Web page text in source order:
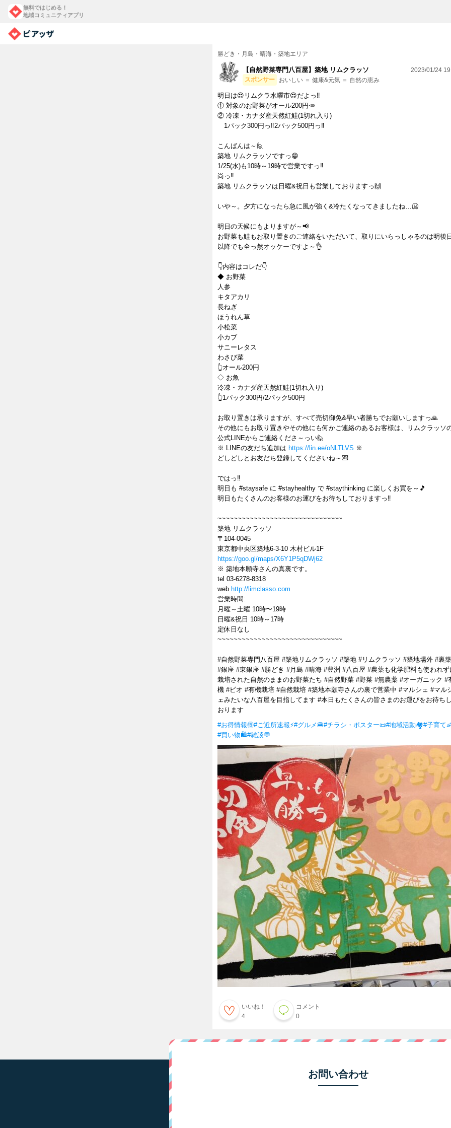
無料ではじめる！
地域コミュニティアプリ
勝どき・月島・晴海・築地エリア
【自然野菜専門八百屋】築地 リムクラッソ
スポンサー おいしい ＝ 健康&元気 ＝ 自然の恵み
2023/01/24
明日は😍リムクラ水曜市😍だよっ‼️
① 対象のお野菜がオール200円🥕
② 冷凍・カナダ産天然紅鮭(1切れ入り)
1パック300円っ‼️2パック500円っ‼️
こんばんは～🙋
築地 リムクラッソですっ😁
1/25(水)も10時～19時で営業ですっ‼️
尚っ‼️
築地 リムクラッソは日曜&祝日も営業しておりますっ🙌
いや～。夕方になったら急に風が強く&冷たくなってきましたね…🥶
明日の天候にもよりますが～📢
お野菜も鮭もお取り置きのご連絡をいただいて、取りにいらっしゃるのは明後
以降でも全っ然オッケーですよ～👌
👇内容はコレだ👇
◆ お野菜
人参
キタアカリ
長ねぎ
ほうれん草
小松菜
小カブ
サニーレタス
わさび菜
👆オール200円
◇ お魚
冷凍・カナダ産天然紅鮭(1切れ入り)
👆1パック300円/2パック500円
お取り置きは承りますが、すべて売切御免&早い者勝ちでお願いしますっ🙏
その他にもお取り置きやその他にも何かご連絡のあるお客様は、リムクラッソ
公式LINEからご連絡くださ～っい🙋
※ LINEの友だち追加は https://lin.ee/oNLTLVS ※
どしどしとお友だち登録してくださいね～💌
ではっ‼️
明日も #staysafe に #stayhealthy で #staythinking に楽しくお買を～🎵
明日もたくさんのお客様のお運びをお待ちしておりますっ‼️
~~~~~~~~~~~~~~~~~~~~~~~~~~~~~~~
築地 リムクラッソ
〒104-0045
東京都中央区築地6-3-10 木村ビル1F
https://goo.gl/maps/X6Y1P5qDWj62
※ 築地本願寺さんの真裏です。
tel 03-6278-8318
web http://limclasso.com
営業時間:
月曜～土曜 10時〜19時
日曜&祝日 10時～17時
定休日なし
~~~~~~~~~~~~~~~~~~~~~~~~~~~~~~~
#自然野菜専門八百屋 #築地リムクラッソ #築地 #リムクラッソ #築地場外 #裏
#銀座 #東銀座 #勝どき #月島 #晴海 #豊洲 #八百屋 #農薬も化学肥料も使われず
栽培された自然のままのお野菜たち #自然野菜 #野菜 #無農薬 #オーガニック #
機 #ビオ #有機栽培 #自然栽培 #築地本願寺さんの裏で営業中 #マルシェ #マル
ェみたいな八百屋を目指してます #本日もたくさんの皆さまのお運びをお待ち
おります
#お得情報🉐#ご近所速報⚡#グルメ🍔#チラシ・ポスター📜#地域活動🏘#子育て
#買い物🛍#雑談💬
いいね！
4
コメント
0
お問い合わせ